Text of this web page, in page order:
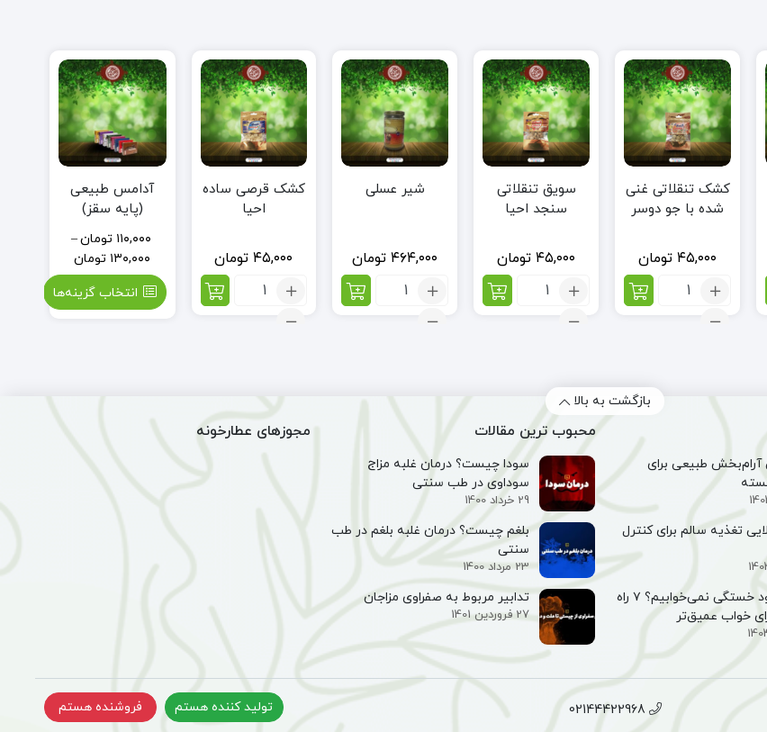
کشک تنقلاتی غنی
شده با جو دوسر
۴۵,۰۰۰ تومان
تعداد:
سویق تنقلاتی
سنجد احیا
۴۵,۰۰۰ تومان
تعداد:
شیر عسلی
۴۶۴,۰۰۰ تومان
تعداد:
کشک قرصی ساده
احیا
۴۵,۰۰۰ تومان
تعداد:
آدامس طبیعی
(پایه سقز)
۱۱۰,۰۰۰ تومان–
۱۳۰,۰۰۰ تومان
انتخاب گزینه‌ها
بازگشت به بالا
آرام‌بخش طبیعی برای
تغذیه سالم برای کنترل
چرا با وجود خستگی نمی‌خوابیم؟ ۷ راه
خواب عمیق‌تر
محبوب ترین مقالات
سودا چیست؟ درمان غلبه مزاج
سوداوی در طب سنتی
29 خرداد 1400
بلغم چیست؟ درمان غلبه بلغم در طب
سنتی
23 مرداد 1400
تدابیر مربوط به صفراوی مزاجان
27 فروردین 1401
مجوزهای عطارخونه
02144422968 تولید کننده هستم فروشنده هستم